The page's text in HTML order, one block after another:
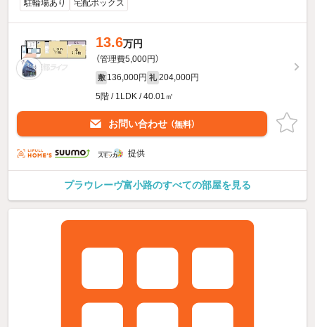
駐輪場あり
宅配ボックス
13.6万円
（管理費5,000円）
敷 136,000円 礼 204,000円
5階 / 1LDK / 40.01㎡
お問い合わせ （無料）
提供
プラウレーヴ富小路のすべての部屋を見る